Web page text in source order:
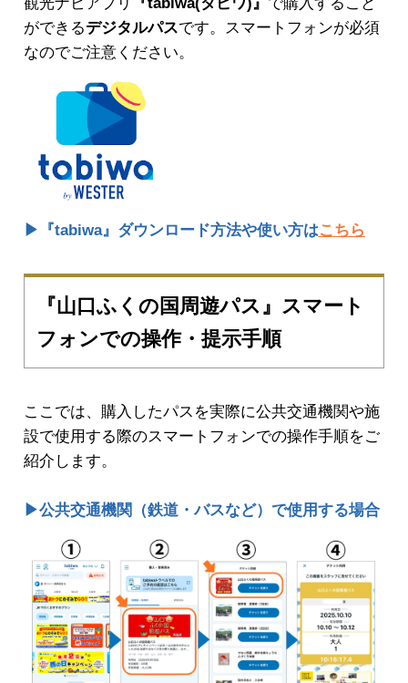
ができるデジタルパスです。スマートフォンが必須
なのでご注意ください。
▶『tabiwa』ダウンロード方法や使い方はこちら
『山口ふくの国周遊パス』スマート
フォンでの操作・提示手順
ここでは、購入したパスを実際に公共交通機関や施
設で使用する際のスマートフォンでの操作手順をご
紹介します。
▶公共交通機関（鉄道・バスなど）で使用する場合